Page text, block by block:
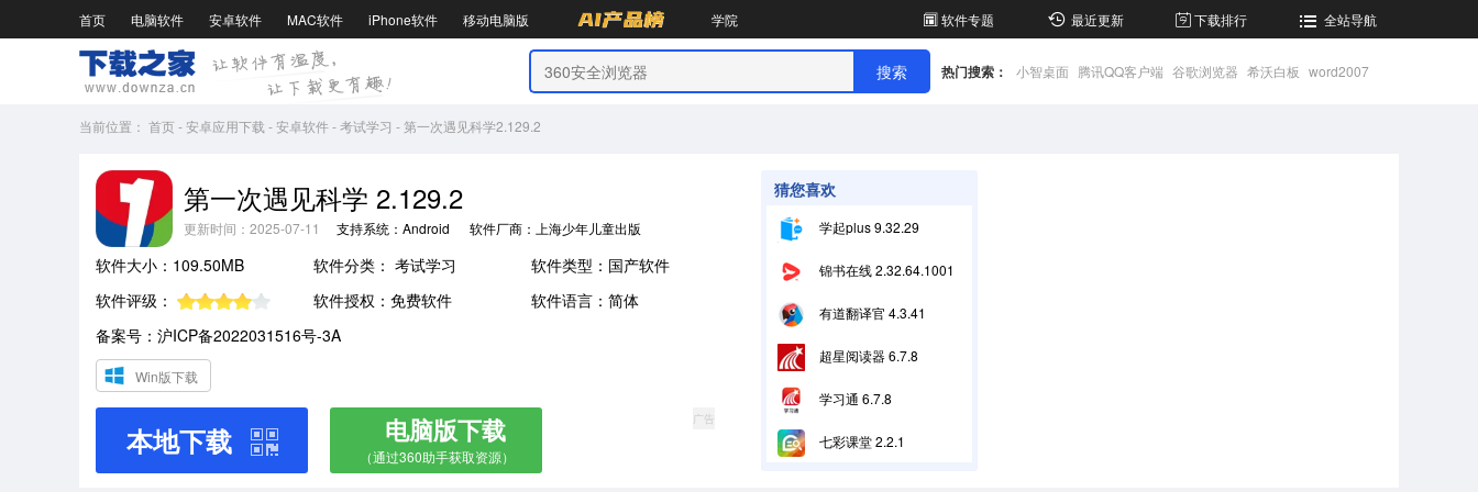
首页 电脑软件 安卓软件 MAC软件 iPhone软件 移动电脑版 学院 软件专题 最近更新 下载排行 全站导航
热门搜索： 小智桌面 腾讯QQ客户端 谷歌浏览器 希沃白板 word2007
当前位置： 首页-安卓应用下载 -安卓软件-考试学习 -第一次遇见科学2.129.2
第一次遇见科学 2.129.2
更新时间：2025-07-11 支持系统：Android 软件厂商：上海少年儿童出版社有限公司
软件大小：109.50MB 软件分类： 考试学习
软件类型：国产软件
软件评级：
软件授权：免费软件
软件语言：简体
备案号：沪ICP备2022031516号-3A
Win版下载
本地下载 电脑版下载
（通过360助手获取资源）
广告
猜您喜欢
学起plus 9.32.29
锦书在线 2.32.64.10013
有道翻译官 4.3.41
超星阅读器 6.7.8
学习通 6.7.8
七彩课堂 2.2.1